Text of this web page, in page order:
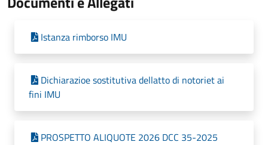
Istanza rimborso IMU
Dichiarazioe sostitutiva dellatto di notoriet ai
fini IMU
PROSPETTO ALIQUOTE 2026 DCC 35-2025